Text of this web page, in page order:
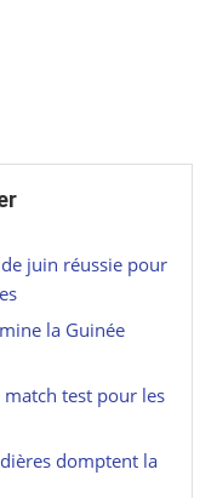
juin réussie pour
la Guinée
test pour les
domptent la